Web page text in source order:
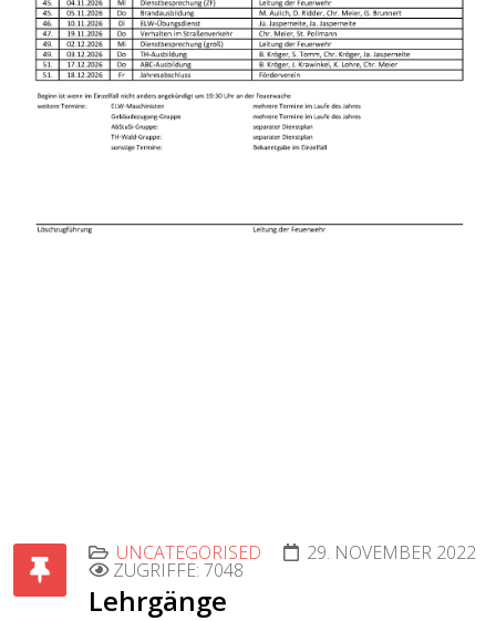
UNCATEGORISED 29. NOVEMBER 2022
ZUGRIFFE: 7048
Lehrgänge